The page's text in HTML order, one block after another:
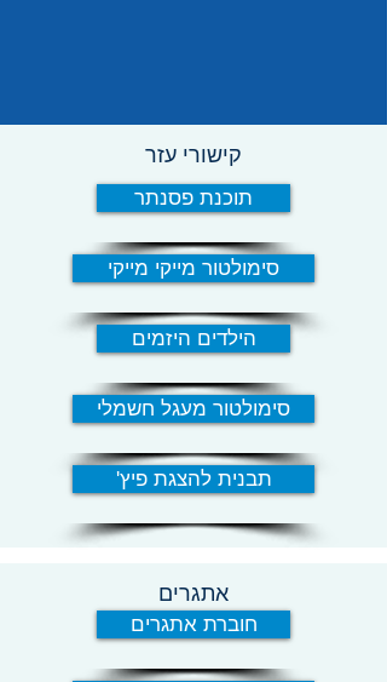
קישורי עזר
תוכנת פסנתר
סימולטור מייקי מייקי
הילדים היזמים
סימולטור מעגל חשמלי
'תבנית להצגת פיץ
אתגרים
חוברת אתגרים